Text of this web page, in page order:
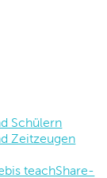
Schülern
Zeitzeugen
teachShare-